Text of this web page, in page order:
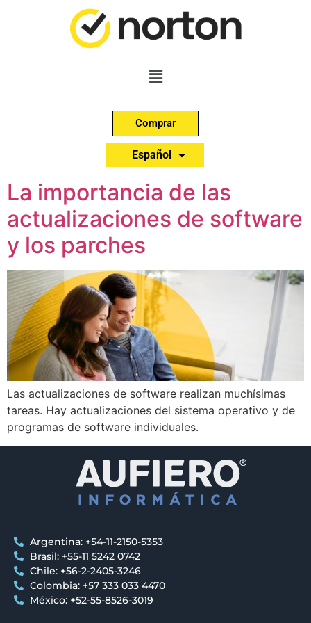
Comprar
Español
English
Português
La importancia de las
actualizaciones de software
y los parches
Las actualizaciones de software realizan muchísimas
tareas. Hay actualizaciones del sistema operativo y de
programas de software individuales.
Argentina: +54-11-2150-5353
Brasil: +55-11 5242 0742
Chile: +56-2-2405-3246
Colombia: +57 333 033 4470
México: +52-55-8526-3019